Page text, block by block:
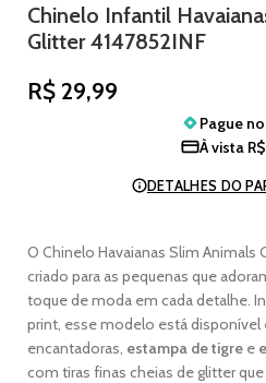
Chinelo Infantil
Glitter 4147852INF
R$ 29,99
Pague no
À vista R$
DETALHES DO
O Chinelo Havaianas Slim Animals
criado para as pequenas que
toque de moda em cada detalhe.
print, esse modelo está disponível
encantadoras, estampa de tigre e
com tiras finas cheias de glitter